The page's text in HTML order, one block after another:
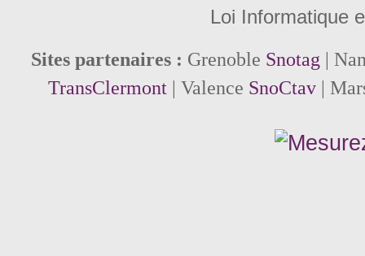
Loi Informatique
Sites partenaires : Grenoble Snotag |
TransClermont| Valence SnoCtav|